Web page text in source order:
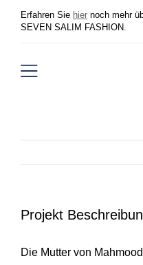
Inhalt
springen
Erfahren Sie hier noch mehr
SEVEN SALIM FASHION.
Toggle
Projekt
Die Mutter von